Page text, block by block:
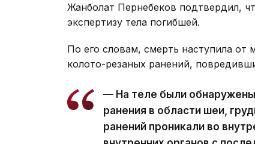
Жанболат Пернебеков подтвердил,
экспертизу тела погибшей.
По его словам, смерть наступила
колото-резаных ранений,
— На теле были
ранения в области шеи,
ранений проникали во